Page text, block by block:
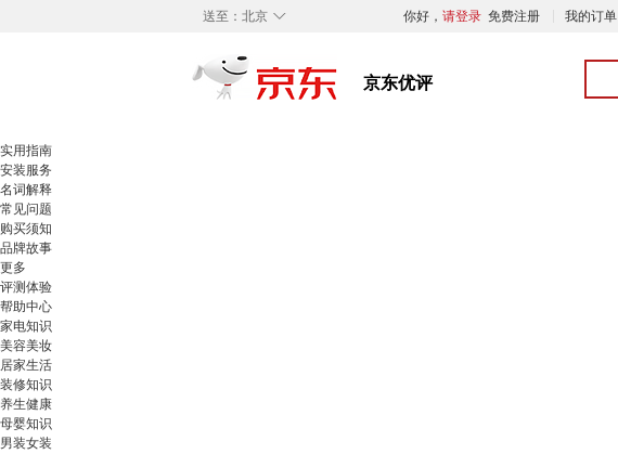
◇
送至： 北京 你好， 请登录 免费注册 我的订单
实用指南
安装服务
名词解释
常见问题
购买须知
品牌故事
更多
评测体验
帮助中心
家电知识
美容美妆
居家生活
装修知识
养生健康
母婴知识
男装女装